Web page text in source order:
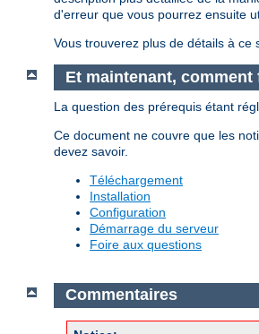
d'erreur que vous pourrez ensuite
Vous trouverez plus de détails à ce
Et maintenant,
La question des prérequis étant
Ce document ne couvre que les
devez savoir.
Téléchargement
Installation
Configuration
Démarrage du serveur
Foire aux questions
Commentaires